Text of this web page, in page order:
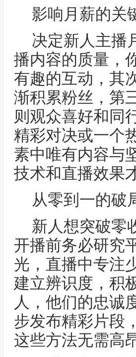
影响月薪的关
决定新人主播
播内容的质量，
有趣的互动，其
渐积累粉丝，第
则观众喜好和同
精彩对决或一个
素中唯有内容与
技术和直播效果
从零到一的破
新人想突破零
开播前务必研究
光，直播中专注
建立辨识度，积
人，他们的忠诚
步发布精彩片段
这些方法无需高